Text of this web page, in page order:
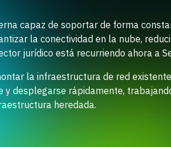
capaz de soportar de forma
la conectividad en la nube,
jurídico está recurriendo ahora a
la infraestructura de red
y desplegarse rápidamente,
heredada.